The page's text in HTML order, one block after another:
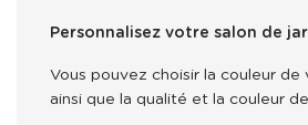
Personnalisez votre salon de
Vous pouvez choisir la couleur
ainsi que la qualité et la couleur